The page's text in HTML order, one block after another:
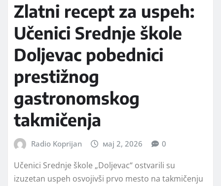
Zlatni recept za uspeh:
Učenici Srednje škole
Doljevac pobednici
prestižnog
gastronomskog
takmičenja
Radio Koprijan мај 2, 2026 0
Učenici Srednje škole „Doljevac“ ostvarili su
izuzetan uspeh osvojivši prvo mesto na takmičenju